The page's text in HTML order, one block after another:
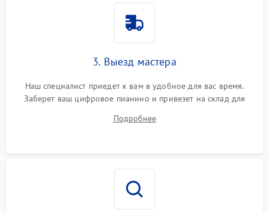
3. Выезд мастера
Наш специалист приедет к вам в удобное для вас время.
Заберет ваш цифровое пианино и привезет на склад для
Подробнее